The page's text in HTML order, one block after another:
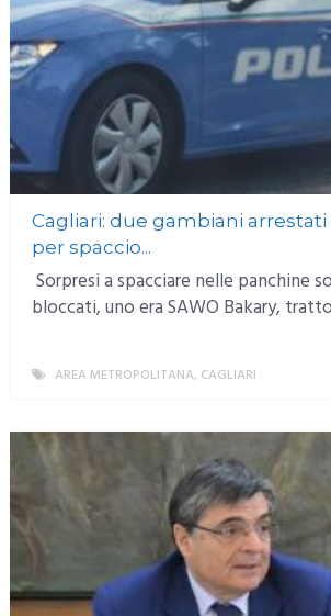
Cagliari: due gambiani
per spaccio...
Sorpresi a spacciare nelle panchine
bloccati, uno era SAWO Bakary,
AREA METROPOLITANA, CAGLIARI